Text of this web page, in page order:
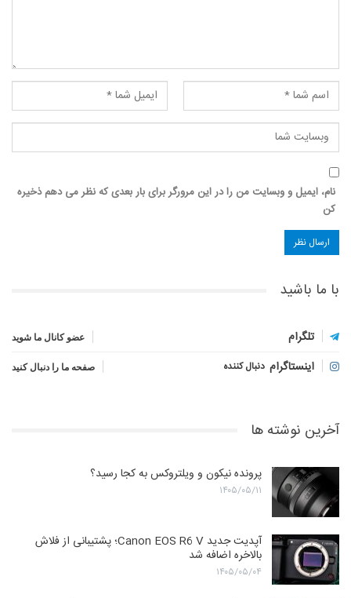
نام، ایمیل و وبسایت من را در این مرورگر برای بار بعدی که نظر می دهم ذخیره
کن
با ما باشید
تلگرام عضو کانال ما شوید
اینستاگرام دنبال کننده صفحه ما را دنبال کنید
آخرین نوشته ها
پرونده نیکون و ویلتروکس به کجا رسید؟
۱۴۰۵/۰۵/۱۱
آپدیت جدید Canon EOS R6 V؛ پشتیبانی از فلاش
بالاخره اضافه شد
۱۴۰۵/۰۵/۰۴